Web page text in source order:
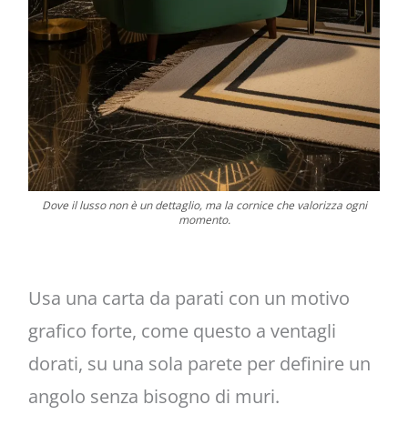
Dove il lusso non è un dettaglio, ma la cornice che valorizza ogni
momento.
Usa una carta da parati con un motivo
grafico forte, come questo a ventagli
dorati, su una sola parete per definire un
angolo senza bisogno di muri.